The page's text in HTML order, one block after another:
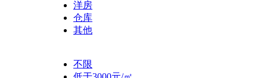
洋房
仓库
其他
不限